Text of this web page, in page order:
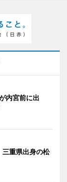
内宮前に出
重県出身の松